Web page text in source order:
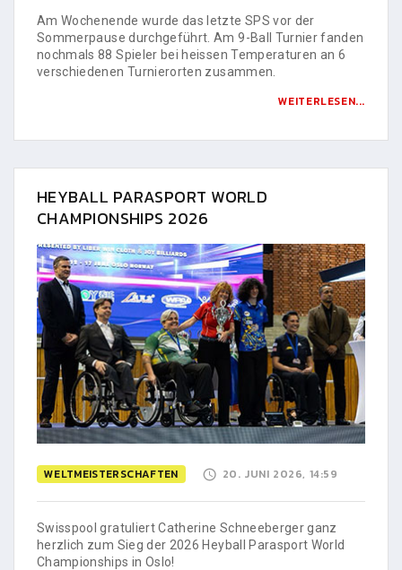
Am Wochenende wurde das letzte SPS vor der
Sommerpause durchgeführt. Am 9-Ball Turnier fanden
nochmals 88 Spieler bei heissen Temperaturen an 6
verschiedenen Turnierorten zusammen.
WEITERLESEN...
HEYBALL PARASPORT WORLD
CHAMPIONSHIPS 2026
WELTMEISTERSCHAFTEN 20. JUNI 2026, 14:59
Swisspool gratuliert Catherine Schneeberger ganz
herzlich zum Sieg der 2026 Heyball Parasport World
Championships in Oslo!